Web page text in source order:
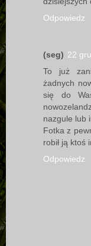
Odpowiedz
(seg) 22
To już
żadnych
się do
nazgule lub
Fotka z
robił ją ktoś
Odpowiedz